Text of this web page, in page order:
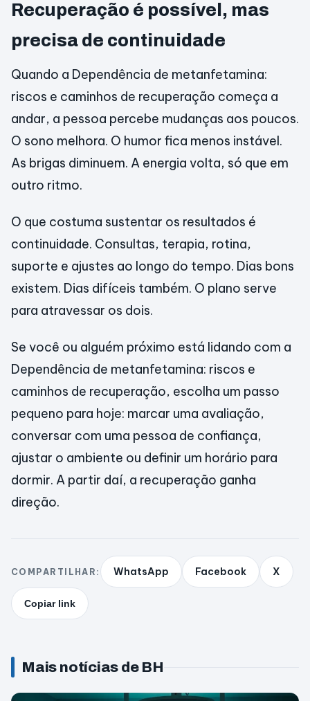
Recuperação é possível, mas
precisa de continuidade
Quando a Dependência de metanfetamina:
riscos e caminhos de recuperação começa a
andar, a pessoa percebe mudanças aos poucos.
O sono melhora. O humor fica menos instável.
As brigas diminuem. A energia volta, só que em
outro ritmo.
O que costuma sustentar os resultados é
continuidade. Consultas, terapia, rotina,
suporte e ajustes ao longo do tempo. Dias bons
existem. Dias difíceis também. O plano serve
para atravessar os dois.
Se você ou alguém próximo está lidando com a
Dependência de metanfetamina: riscos e
caminhos de recuperação, escolha um passo
pequeno para hoje: marcar uma avaliação,
conversar com uma pessoa de confiança,
ajustar o ambiente ou definir um horário para
dormir. A partir daí, a recuperação ganha
direção.
COMPARTILHAR: WhatsApp Facebook X
Copiar link
Mais notícias de BH